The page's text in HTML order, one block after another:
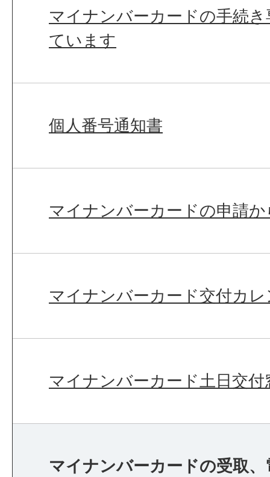
マイナンバーカードの手続
ています
個人番号通知書
マイナンバーカードの申請
マイナンバーカード交付カ
マイナンバーカード土日交付
マイナンバーカードの受取